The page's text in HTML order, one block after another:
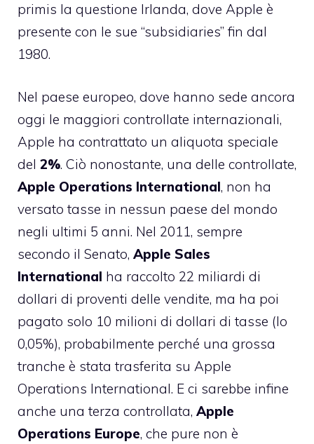
primis la questione Irlanda, dove Apple è
presente con le sue “subsidiaries” fin dal
1980.
Nel paese europeo, dove hanno sede ancora
oggi le maggiori controllate internazionali,
Apple ha contrattato un aliquota speciale
del 2%. Ciò nonostante, una delle controllate,
Apple Operations International, non ha
versato tasse in nessun paese del mondo
negli ultimi 5 anni. Nel 2011, sempre
secondo il Senato, Apple Sales
International ha raccolto 22 miliardi di
dollari di proventi delle vendite, ma ha poi
pagato solo 10 milioni di dollari di tasse (lo
0,05%), probabilmente perché una grossa
tranche è stata trasferita su Apple
Operations International. E ci sarebbe infine
anche una terza controllata, Apple
Operations Europe, che pure non è